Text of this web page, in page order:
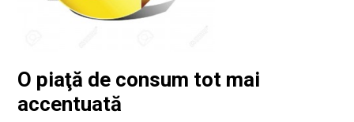
O piaţă de consum tot mai
accentuată